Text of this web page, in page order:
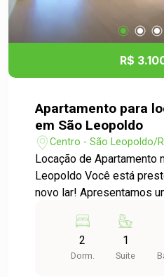
R$
Apartamento para
em São Leopoldo
Centro - São Leopoldo/
Locação de Apartamento
Leopoldo Você está prestes a descobrir o seu
novo lar! Apresentamos
de São Leopoldo, no bairro Centro.
Imóvel: - Tipo:
conta com dois
2
Dorm.
1
Suite